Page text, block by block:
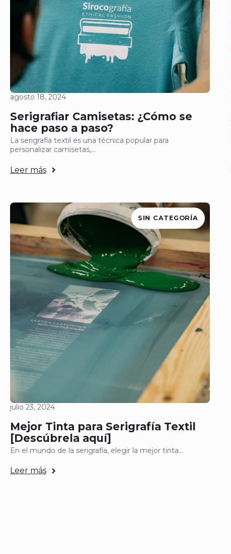
Serigrafiar Camisetas: ¿Cómo se
hace paso a paso?
agosto 18, 2024
La serigrafía textil es una técnica popular para
personalizar camisetas,…
Leer más
Mejor Tinta para Serigrafía Textil
[Descúbrela aquí]
julio 23, 2024
SIN CATEGORÍA
En el mundo de la serigrafía, elegir la mejor tinta…
Leer más